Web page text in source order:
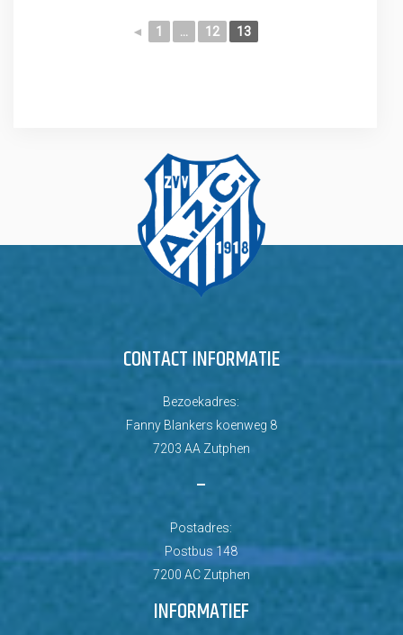
◄ 1 ... 12 13
CONTACT INFORMATIE
Bezoekadres:
Fanny Blankers koenweg 8
7203 AA Zutphen
–
Postadres:
Postbus 148
7200 AC Zutphen
INFORMATIEF